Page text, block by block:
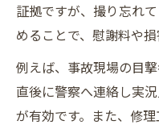
証拠ですが、撮り忘れ
めることで、慰謝料や
例えば、事故現場の目
直後に警察へ連絡し実
が有効です。また、修